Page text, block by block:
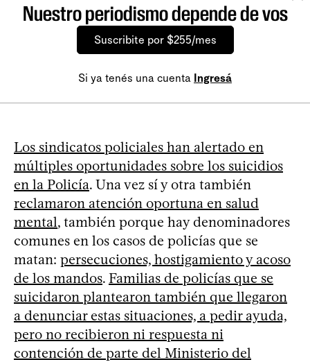
Nuestro periodismo depende de vos
Suscribite por $255/mes
Si ya tenés una cuenta Ingresá
Los sindicatos policiales han alertado en
múltiples oportunidades sobre los suicidios
en la Policía. Una vez sí y otra también
reclamaron atención oportuna en salud
mental, también porque hay denominadores
comunes en los casos de policías que se
matan: persecuciones, hostigamiento y acoso
de los mandos. Familias de policías que se
suicidaron plantearon también que llegaron
a denunciar estas situaciones, a pedir ayuda,
pero no recibieron ni respuesta ni
contención de parte del Ministerio del